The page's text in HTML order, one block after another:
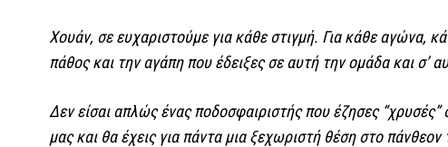
Χουάν, σε ευχαριστούμε για κάθε στιγμή. Για κάθε αγώνα,
πάθος και την αγάπη που έδειξες σε αυτή την ομάδα και σ’
Δεν είσαι απλώς ένας ποδοσφαιριστής που έζησες
μας και θα έχεις για πάντα μια ξεχωριστή θέση στο πάνθεον